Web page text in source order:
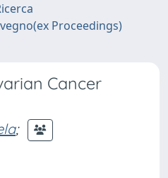
Proceedings)
Cancer
;